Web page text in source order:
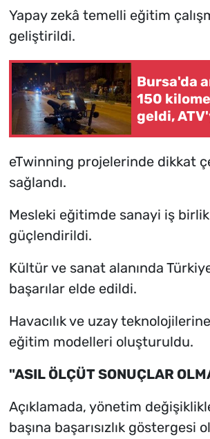
Yapay zekâ temelli eğitim
geliştirildi.
Bursa'da
150
geldi,
eTwinning projelerinde dikkat
sağlandı.
Mesleki eğitimde sanayi iş
güçlendirildi.
Kültür ve sanat alanında
başarılar elde edildi.
Havacılık ve uzay
eğitim modelleri oluşturuldu.
"ASIL ÖLÇÜT SONUÇLAR
Açıklamada, yönetim
başına başarısızlık göstergesi